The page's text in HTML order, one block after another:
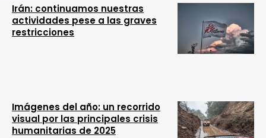
Irán: continuamos nuestras
actividades pese a las graves
restricciones
Imágenes del año: un recorrido
visual por las principales crisis
humanitarias de 2025